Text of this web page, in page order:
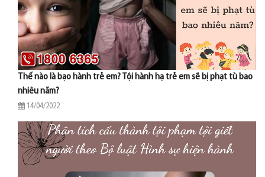
Thế nào là bạo hành trẻ em? Tội hành hạ trẻ em sẽ bị phạt tù bao
nhiêu năm?
14/04/2022